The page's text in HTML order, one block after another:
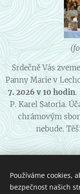
Srdečně Vás
Panny Marie v
7. 2026 v 10 hodin.
P. Karel Satoria.
chrámovým
nebude.
Používáme cookies,
bezpečnost našich